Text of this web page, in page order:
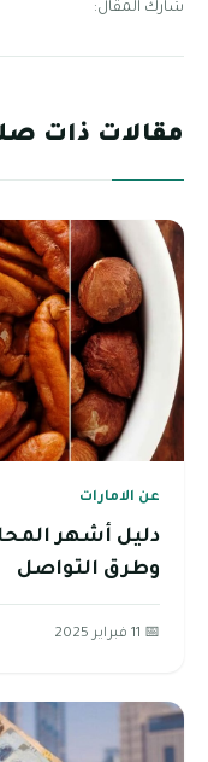
شارك المقال:
مقالات ذات
عن الامارات
دليل أشهر
وطرق التواصل
📅 11 فبراير 2025